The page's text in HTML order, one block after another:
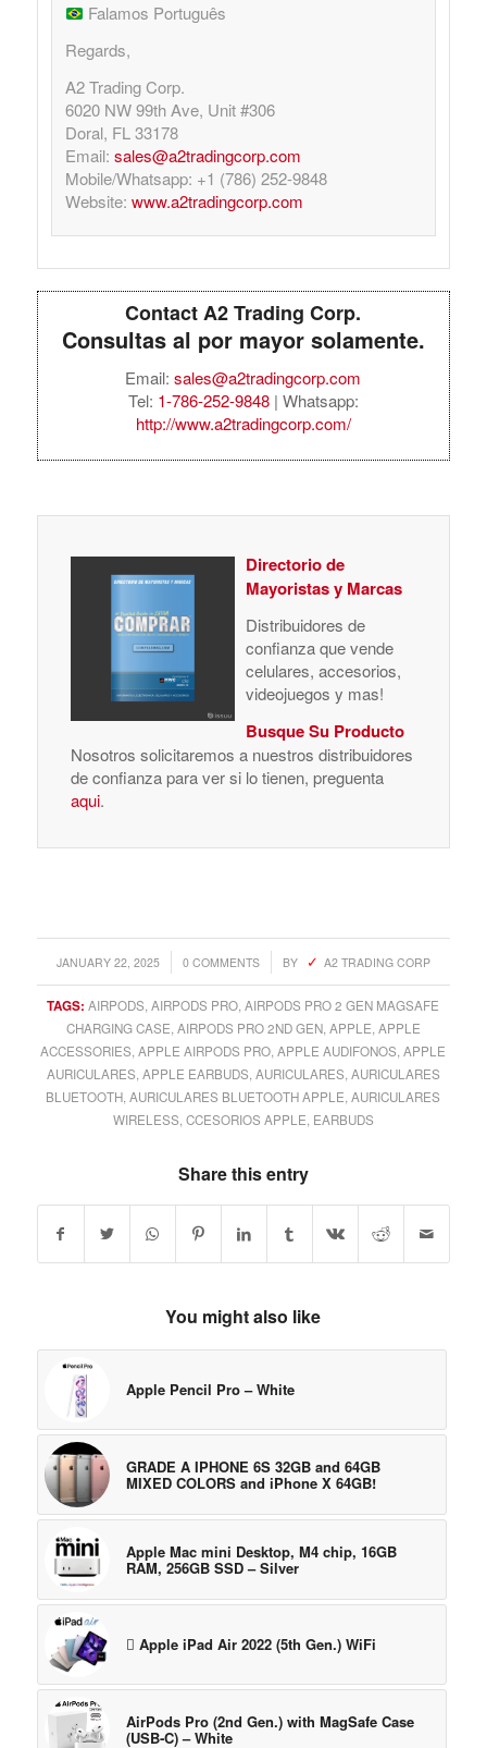
Falamos Português
Regards,
A2 Trading Corp.
6020 NW 99th Ave, Unit #306
Doral, FL 33178
Email: sales@a2tradingcorp.com
Mobile/Whatsapp: +1 (786) 252-9848
Website: www.a2tradingcorp.com
Contact A2 Trading Corp.
Consultas al por mayor solamente.
Email:sales@a2tradingcorp.com
Tel: 1-786-252-9848| Whatsapp:
http://www.a2tradingcorp.com/
Directorio de
Mayoristas y Marcas
Distribuidores de
confianza que vende
celulares, accesorios,
videojuegos y mas!
Busque Su Producto
Nosotros solicitaremos a nuestros distribuidores
de confianza para ver si lo tienen, preguenta
aqui.
JANUARY 22, 2025
/ 0 COMMENTS
/ BY A2 TRADING CORP
TAGS: AIRPODS ,AIRPODS PRO ,AIRPODS PRO 2 GEN MAGSAFE
CHARGING CASE AIRPODS PRO 2ND GEN, APPLE APPLE
ACCESSORIES ,APPLE AIRPODS PRO ,APPLE AUDIFONOS ,APPLE
AURICULARES APPLE EARBUDS AURICULARES AURICULARES
BLUETOOTH ,AURICULARES BLUETOOTH APPLE ,AURICULARES
WIRELESS CCESORIOS APPLE EARBUDS
Share this entry
You might also like
Apple Pencil Pro – White
GRADE A IPHONE 6S 32GB and 64GB
MIXED COLORS and iPhone X 64GB!
Apple Mac mini Desktop, M4 chip, 16GB
RAM, 256GB SSD – Silver
 Apple iPad Air 2022 (5th Gen.) WiFi
AirPods Pro (2nd Gen.) with MagSafe Case
(USB‑C) – White